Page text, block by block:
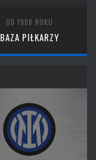
OD 1908 ROKU
BAZA PIŁKARZY